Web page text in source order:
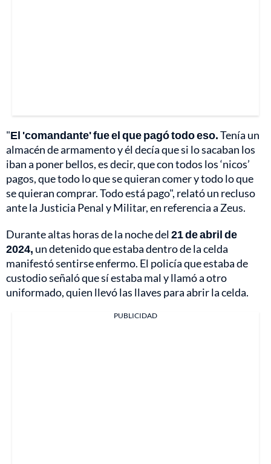
"El 'comandante' fue el que pagó todo eso.Tenía un
almacén de armamento y él decía que si lo sacaban los
iban a poner bellos, es decir, que con todos los ‘nicos’
pagos, que todo lo que se quieran comer y todo lo que
se quieran comprar. Todo está pago", relató un recluso
ante la Justicia Penal y Militar, en referencia a Zeus.
Durante altas horas de la noche del21 de abril de
2024, un detenido que estaba dentro de la celda
manifestó sentirse enfermo. El policía que estaba de
custodio señaló que sí estaba mal y llamó a otro
uniformado, quien llevó las llaves para abrir la celda.
PUBLICIDAD